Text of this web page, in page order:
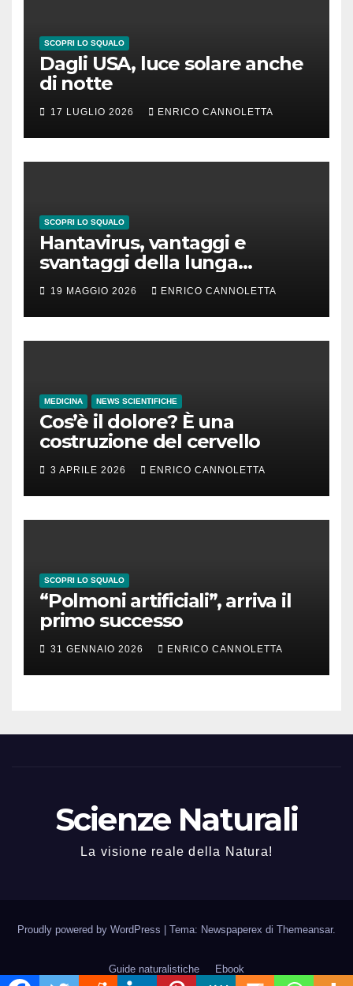
SCOPRI LO SQUALO
Dagli USA, luce solare anche
di notte
17 LUGLIO 2026 ENRICO CANNOLETTA
SCOPRI LO SQUALO
Hantavirus, vantaggi e
svantaggi della lunga
incubazione
19 MAGGIO 2026 ENRICO CANNOLETTA
MEDICINA NEWS SCIENTIFICHE
Cos’è il dolore? È una
costruzione del cervello
3 APRILE 2026 ENRICO CANNOLETTA
SCOPRI LO SQUALO
“Polmoni artificiali”, arriva il
primo successo
31 GENNAIO 2026 ENRICO CANNOLETTA
Scienze Naturali
La visione reale della Natura!
Proudly powered by WordPress Tema: Newspaperex di Themeansar.
Guide naturalistiche Ebook